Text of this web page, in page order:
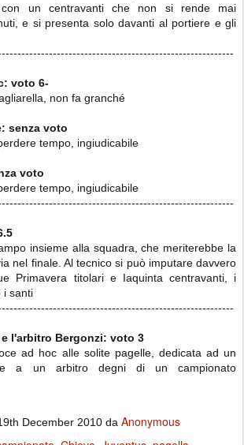
con un centravanti che non si rende mai
e si presenta solo davanti al portiere e gli
: voto 6-
non fa granché
: senza voto
tempo, ingiudicabile
voto
tempo, ingiudicabile
insieme alla squadra, che meriterebbe la
nel finale. Al tecnico si può imputare davvero
Primavera titolari e Iaquinta centravanti, i
i santi
l'arbitro Bergonzi: voto 3
ad hoc alle solite pagelle, dedicata ad un
a un arbitro degni di un campionato
December 2010da Anonymous